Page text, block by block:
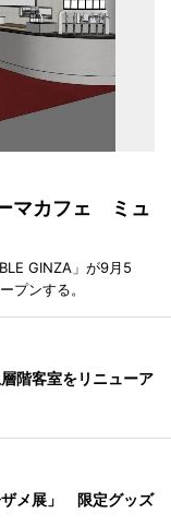
マカフェ ミュ
GINZA」が9月5
プンする。
階客室をリニューア
ザメ展」 限定グッズ